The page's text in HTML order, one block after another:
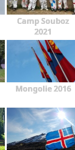
Camp Souboz
2021
Mongolie 2016